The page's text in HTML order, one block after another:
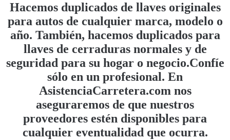
Hacemos duplicados de llaves originales
para autos de cualquier marca, modelo o
año. También, hacemos duplicados para
llaves de cerraduras normales y de
seguridad para su hogar o negocio.Confíe
sólo en un profesional. En
AsistenciaCarretera.com nos
aseguraremos de que nuestros
proveedores estén disponibles para
cualquier eventualidad que ocurra.